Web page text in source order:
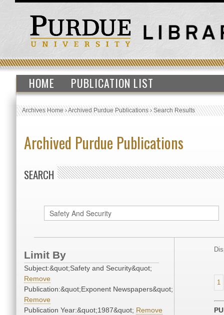
HOME PUBLICATION LIST
Archives Home›Archived Purdue Publications›Search Results
Archived Purdue Publications
SEARCH
Limit By
Subject:&quot;Safety and Security&quot;
Remove
Publication:&quot;Exponent Newspapers&quot;
Remove
Publication Year:&quot;1987&quot; Remove
1